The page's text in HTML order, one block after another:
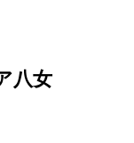
八女